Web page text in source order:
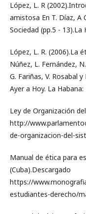
López, L. R
amistosa En T. Díaz, A
Sociedad (pp.5 - 13).La
López, L. R. (2006).La
Núñez, L. Fernández,
G. Fariñas, V. Rosabal
Ayer a Hoy. La
Ley de Organización
http://
de-organizacion-del-
Manual de ética para
(Cuba).Descargado
https://
estudiantes-derecho/